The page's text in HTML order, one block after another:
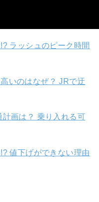
ラッシュのピーク時間
いのはなぜ？ JRで迂
画は？ 乗り入れる可
値下げができない理由